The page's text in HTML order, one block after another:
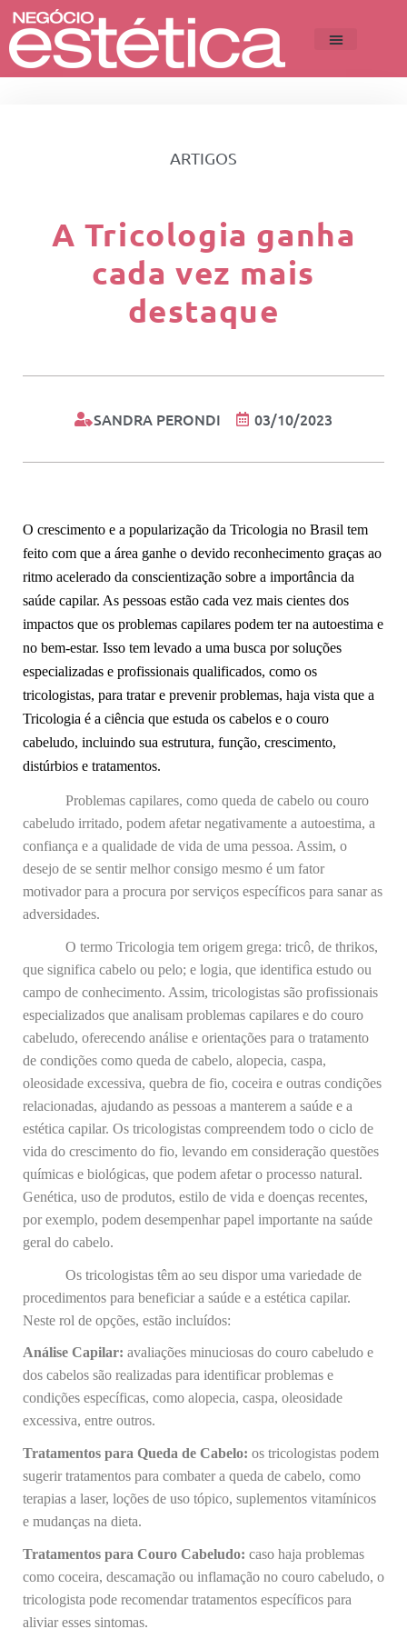
ARTIGOS
A Tricologia ganha
cada vez mais
destaque
SANDRA PERONDI 03/10/2023
O crescimento e a popularização da Tricologia no Brasil tem
feito com que a área ganhe o devido reconhecimento graças ao
ritmo acelerado da conscientização sobre a importância da
saúde capilar. As pessoas estão cada vez mais cientes dos
impactos que os problemas capilares podem ter na autoestima e
no bem-estar. Isso tem levado a uma busca por soluções
especializadas e profissionais qualificados, como os
tricologistas, para tratar e prevenir problemas, haja vista que a
Tricologia é a ciência que estuda os cabelos e o couro
cabeludo, incluindo sua estrutura, função, crescimento,
distúrbios e tratamentos.
Problemas capilares, como queda de cabelo ou couro
cabeludo irritado, podem afetar negativamente a autoestima, a
confiança e a qualidade de vida de uma pessoa. Assim, o
desejo de se sentir melhor consigo mesmo é um fator
motivador para a procura por serviços específicos para sanar as
adversidades.
O termo Tricologia tem origem grega: tricô, de thrikos,
que significa cabelo ou pelo; e logia, que identifica estudo ou
campo de conhecimento. Assim, tricologistas são profissionais
especializados que analisam problemas capilares e do couro
cabeludo, oferecendo análise e orientações para o tratamento
de condições como queda de cabelo, alopecia, caspa,
oleosidade excessiva, quebra de fio, coceira e outras condições
relacionadas, ajudando as pessoas a manterem a saúde e a
estética capilar. Os tricologistas compreendem todo o ciclo de
vida do crescimento do fio, levando em consideração questões
químicas e biológicas, que podem afetar o processo natural.
Genética, uso de produtos, estilo de vida e doenças recentes,
por exemplo, podem desempenhar papel importante na saúde
geral do cabelo.
Os tricologistas têm ao seu dispor uma variedade de
procedimentos para beneficiar a saúde e a estética capilar.
Neste rol de opções, estão incluídos:
Análise Capilar: avaliações minuciosas do couro cabeludo e
dos cabelos são realizadas para identificar problemas e
condições específicas, como alopecia, caspa, oleosidade
excessiva, entre outros.
Tratamentos para Queda de Cabelo: os tricologistas podem
sugerir tratamentos para combater a queda de cabelo, como
terapias a laser, loções de uso tópico, suplementos vitamínicos
e mudanças na dieta.
Tratamentos para Couro Cabeludo: caso haja problemas
como coceira, descamação ou inflamação no couro cabeludo, o
tricologista pode recomendar tratamentos específicos para
aliviar esses sintomas.